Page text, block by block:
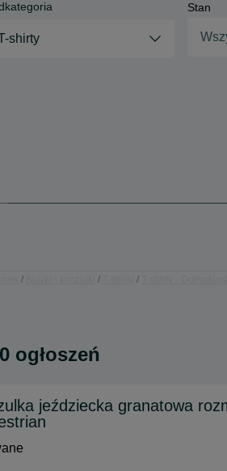
shirty
Stan
ogłoszeń
jeździecka granatowa